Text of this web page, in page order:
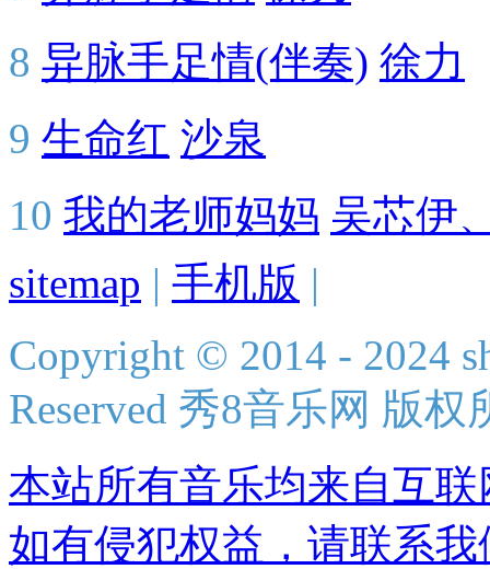
8 异脉手足情(伴奏) 徐力
9 生命红 沙泉
10 我的老师妈妈 吴芯伊
sitemap | 手机版 |
Copyright © 2014 - 2024
Reserved 秀8音乐网 版权
本站所有音乐均来自互
如有侵犯权益，请联系